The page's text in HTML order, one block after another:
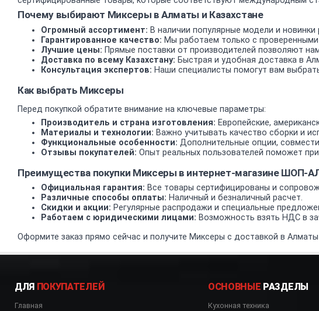
Почему выбирают Миксеры в Алматы и Казахстане
Огромный ассортимент: В наличии популярные модели и новинки
Гарантированное качество: Мы работаем только с
Лучшие цены: Прямые поставки от производителей позволяют
Доставка по всему Казахстану: Быстрая и удобная доставка в
Консультация экспертов: Наши специалисты помогут вам
Как выбрать Миксеры
Перед покупкой обратите внимание на ключевые параметры:
Производитель и страна изготовления: Европейские,
Материалы и технологии: Важно учитывать качество сборки и
Функциональные особенности: Дополнительные опции,
Отзывы покупателей: Опыт реальных пользователей поможет
Преимущества покупки Миксеры в интернет-магазине ШОП-
Официальная гарантия: Все товары сертифицированы и
Различные способы оплаты: Наличный и безналичный расчет.
Скидки и акции: Регулярные распродажи и специальные
Работаем с юридическими лицами: Возможность взять НДС в
Оформите заказ прямо сейчас и получите Миксеры с доставкой в Алматы
ДЛЯ ПОКУПАТЕЛЕЙ
Главная
ОСНОВНЫЕ РАЗДЕЛЫ
Кухонная техника